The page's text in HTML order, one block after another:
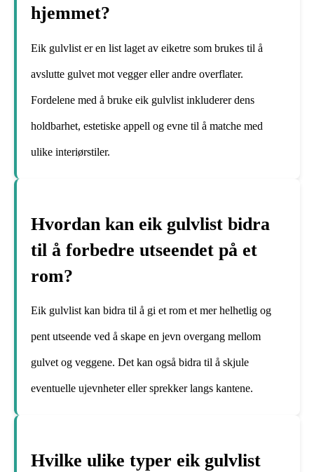
hjemmet?
Eik gulvlist er en list laget av eiketre som brukes til å
avslutte gulvet mot vegger eller andre overflater.
Fordelene med å bruke eik gulvlist inkluderer dens
holdbarhet, estetiske appell og evne til å matche med
ulike interiørstiler.
Hvordan kan eik gulvlist bidra
til å forbedre utseendet på et
rom?
Eik gulvlist kan bidra til å gi et rom et mer helhetlig og
pent utseende ved å skape en jevn overgang mellom
gulvet og veggene. Det kan også bidra til å skjule
eventuelle ujevnheter eller sprekker langs kantene.
Hvilke ulike typer eik gulvlist